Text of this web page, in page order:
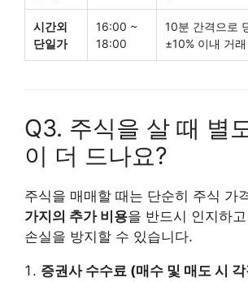
시간외
단일가
16:00 ~
18:00
10분 간격으로
±10% 이내 거래
Q3. 주식을 살 때 별
이 더 드나요?
주식을 매매할 때는 단순히 주식 가
가지의 추가 비용을 반드시 인지하
손실을 방지할 수 있습니다.
증권사 수수료 (매수 및 매도 시